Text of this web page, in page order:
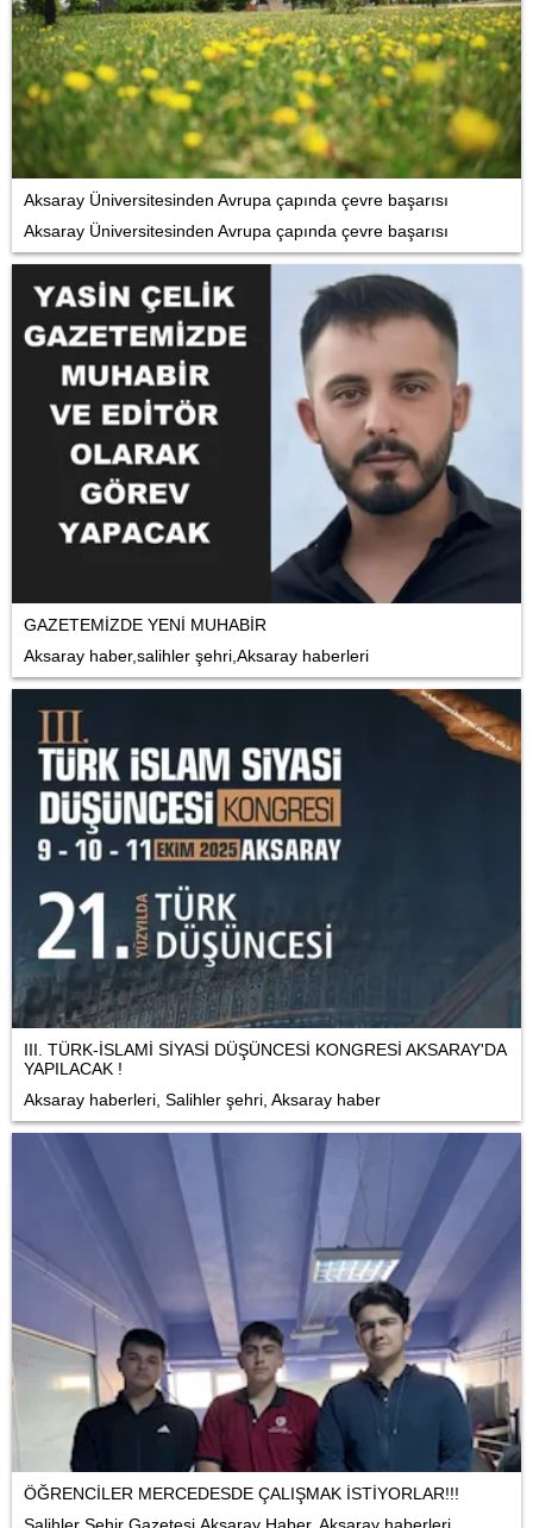
Aksaray Üniversitesinden Avrupa çapında çevre başarısı
Aksaray Üniversitesinden Avrupa çapında çevre başarısı
GAZETEMİZDE YENİ MUHABİR
Aksaray haber,salihler şehri,Aksaray haberleri
III. TÜRK-İSLAMİ SİYASİ DÜŞÜNCESİ KONGRESİ AKSARAY'DA
YAPILACAK !
Aksaray haberleri, Salihler şehri, Aksaray haber
ÖĞRENCİLER MERCEDESDE ÇALIŞMAK İSTİYORLAR!!!